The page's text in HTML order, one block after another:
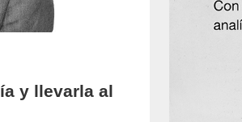
y llevarla al